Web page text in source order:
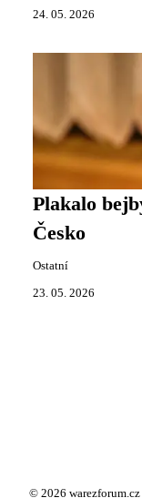
24. 05. 2026
Plakalo
Česko
Ostatní
23. 05. 2026
© 2026